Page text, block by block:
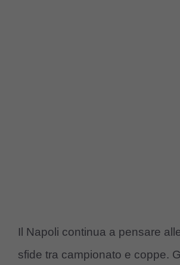
Il Napoli continua a pensare
sfide tra campionato e coppe.